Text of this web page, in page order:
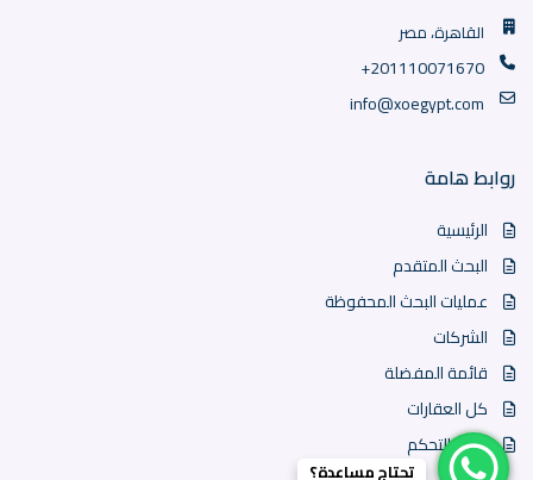
القاهرة، مصر
+201110071670
info@xoegypt.com
روابط هامة
الرئيسية
البحث المتقدم
عمليات البحث المحفوظة
الشركات
قائمة المفضلة
كل العقارات
لوحة التحكم
تحتاج مساعدة؟